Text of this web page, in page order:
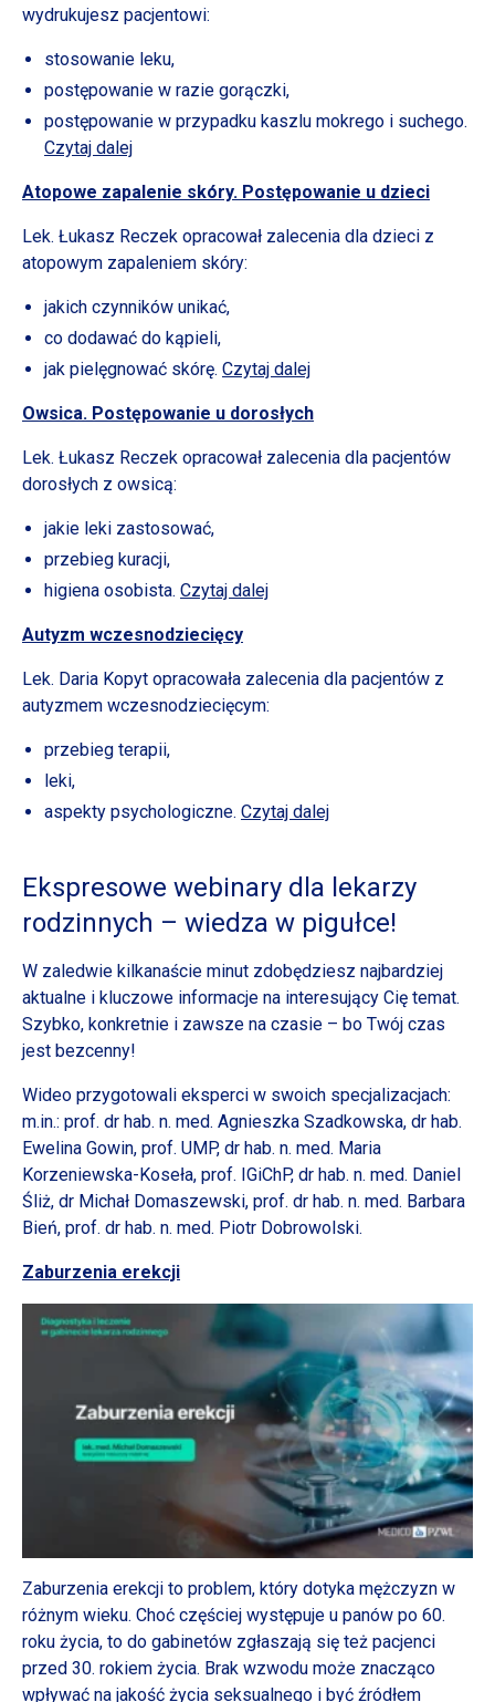
wydrukujesz pacjentowi:
stosowanie leku,
postępowanie w razie gorączki,
postępowanie w przypadku kaszlu mokrego i suchego.
Czytaj dalej
Atopowe zapalenie skóry. Postępowanie u dzieci
Lek. Łukasz Reczek opracował zalecenia dla dzieci z
atopowym zapaleniem skóry:
jakich czynników unikać,
co dodawać do kąpieli,
jak pielęgnować skórę. Czytaj dalej
Owsica. Postępowanie u dorosłych
Lek. Łukasz Reczek opracował zalecenia dla pacjentów
dorosłych z owsicą:
jakie leki zastosować,
przebieg kuracji,
higiena osobista. Czytaj dalej
Autyzm wczesnodziecięcy
Lek. Daria Kopyt opracowała zalecenia dla pacjentów z
autyzmem wczesnodziecięcym:
przebieg terapii,
leki,
aspekty psychologiczne. Czytaj dalej
Ekspresowe webinary dla lekarzy
rodzinnych – wiedza w pigułce!
W zaledwie kilkanaście minut zdobędziesz najbardziej
aktualne i kluczowe informacje na interesujący Cię temat.
Szybko, konkretnie i zawsze na czasie – bo Twój czas
jest bezcenny!
Wideo przygotowali eksperci w swoich specjalizacjach:
m.in.: prof. dr hab. n. med. Agnieszka Szadkowska, dr hab.
Ewelina Gowin, prof. UMP, dr hab. n. med. Maria
Korzeniewska-Koseła, prof. IGiChP, dr hab. n. med. Daniel
Śliż, dr Michał Domaszewski, prof. dr hab. n. med. Barbara
Bień, prof. dr hab. n. med. Piotr Dobrowolski.
Zaburzenia erekcji
Zaburzenia erekcji to problem, który dotyka mężczyzn w
różnym wieku. Choć częściej występuje u panów po 60.
roku życia, to do gabinetów zgłaszają się też pacjenci
przed 30. rokiem życia. Brak wzwodu może znacząco
wpływać na jakość życia seksualnego i być źródłem